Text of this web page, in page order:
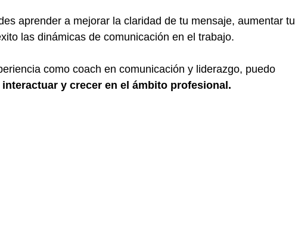
aprender a mejorar la claridad de tu mensaje, aumentar tu
las dinámicas de comunicación en el trabajo.
como coach en comunicación y liderazgo, puedo
interactuar y crecer en el ámbito profesional.